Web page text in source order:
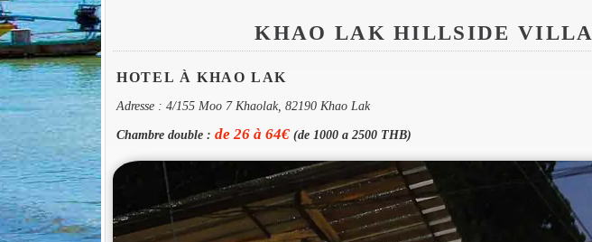
KHAO LAK HILLSIDE VILLA
HOTEL À KHAO LAK
Adresse : 4/155 Moo 7 Khaolak, 82190 Khao Lak
Chambre double : de 26 à 64€(de 1000 a 2500 THB)